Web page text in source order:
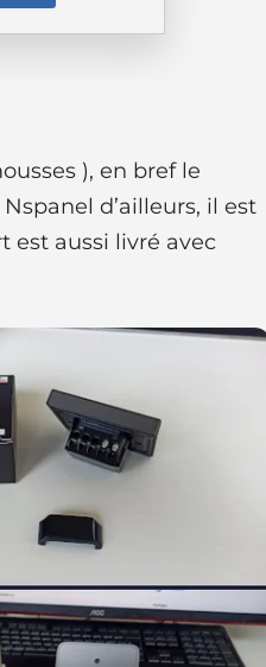
), en bref le
d’ailleurs, il est
est aussi livré avec